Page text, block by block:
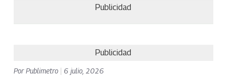
Publicidad
Publicidad
PorPublimetro 6 julio, 2026